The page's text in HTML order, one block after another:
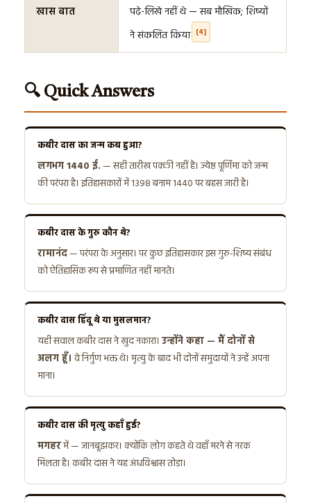
खास बात
पढ़े-लिखे नहीं थे — सब मौखिक; शिष्यों
ने संकलित किया [4]
🔍 Quick Answers
कबीर दास का जन्म कब हुआ?
लगभग 1440 ई.— सही तारीख पक्की नहीं है। ज्येष्ठ पूर्णिमा को जन्म
की परंपरा है। इतिहासकारों में 1398 बनाम 1440 पर बहस जारी है।
कबीर दास के गुरु कौन थे?
रामानंद— परंपरा के अनुसार। पर कुछ इतिहासकार इस गुरु-शिष्य संबंध
को ऐतिहासिक रूप से प्रमाणित नहीं मानते।
कबीर दास हिंदू थे या मुसलमान?
यही सवाल कबीर दास ने खुद नकारा। उन्होंने कहा — मैं दोनों से
अलग हूँ। वे निर्गुण भक्त थे। मृत्यु के बाद भी दोनों समुदायों ने उन्हें अपना
माना।
कबीर दास की मृत्यु कहाँ हुई?
मगहरमें — जानबूझकर। क्योंकि लोग कहते थे वहाँ मरने से नरक
मिलता है। कबीर दास ने यह अंधविश्वास तोड़ा।